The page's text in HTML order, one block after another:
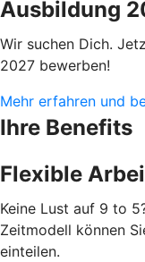
Ausbildung
Wir suchen Dich.
2027 bewerben!
Mehr erfahren und
Ihre Benefits
Flexible
Keine Lust auf 9 to
Zeitmodell können
einteilen.